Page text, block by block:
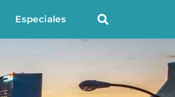
Especiales